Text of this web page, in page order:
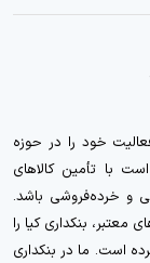
کیا با بیش از سه دهه سابقه، از سال ۱۳۷۰ فعالیت خود را در حوزه
با تأمین کالاهای
و خرده‌فروشی باشد.
معتبر، بنکداری کیا را
است. ما در بنکداری